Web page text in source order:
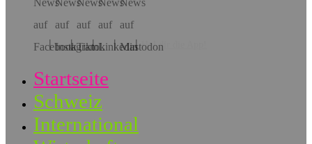
Hol dir die App!
Startseite
Schweiz
International